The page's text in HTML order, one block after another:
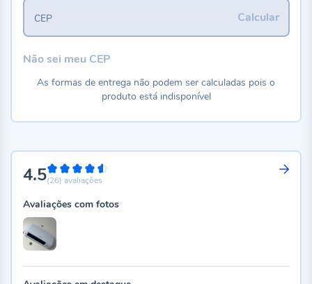
4.590%
(26) avaliações
Avaliações com fotos
Calcular
CEP
Não sei meu CEP
As formas de entrega não podem ser calculadas pois o
produto está indisponível